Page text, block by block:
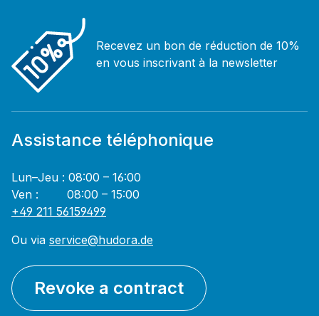
Recevez un bon de réduction de 10%
en vous inscrivant à la newsletter
Assistance téléphonique
Lun–Jeu : 08:00 – 16:00
Ven : 08:00 – 15:00
+49 211 56159499
Ou via service@hudora.de
Revoke a contract